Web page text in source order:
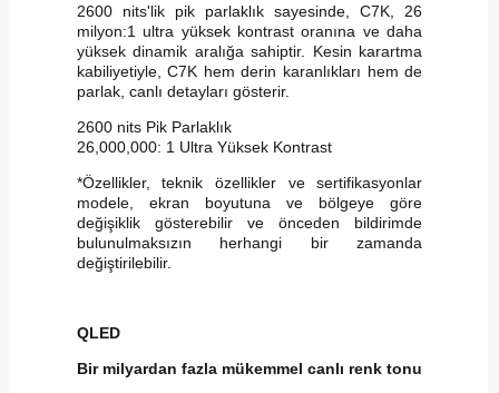
2600 nits'lik pik parlaklık sayesinde, C7K, 26
milyon:1 ultra yüksek kontrast oranına ve daha
yüksek dinamik aralığa sahiptir. Kesin karartma
kabiliyetiyle, C7K hem derin karanlıkları hem de
parlak, canlı detayları gösterir.
2600 nits Pik Parlaklık
26,000,000: 1 Ultra Yüksek Kontrast
*Özellikler, teknik özellikler ve sertifikasyonlar
modele, ekran boyutuna ve bölgeye göre
değişiklik gösterebilir ve önceden bildirimde
bulunulmaksızın herhangi bir zamanda
değiştirilebilir.
QLED
Bir milyardan fazla mükemmel canlı renk tonu